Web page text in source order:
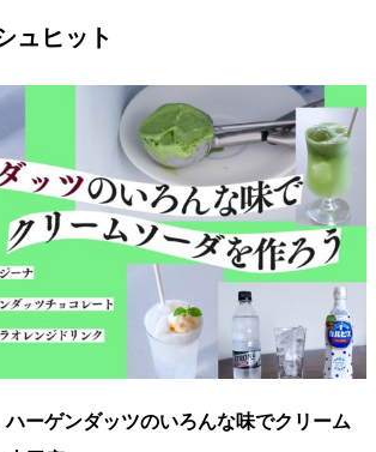
ュヒット
ーゲンダッツのいろんな味でクリーム